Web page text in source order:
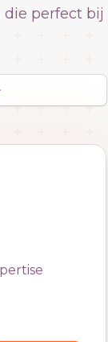
perfect bij